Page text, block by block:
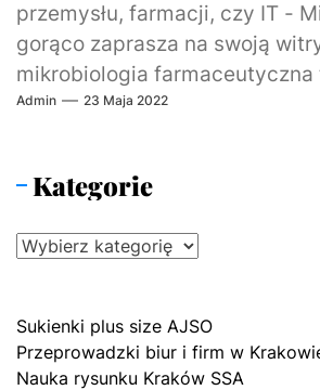
przemysłu, farmacji, czy IT -
gorąco zaprasza na swoją
mikrobiologia farmaceutyczna
powszedniość. Możesz
Admin 23 Maja 2022
Kategorie
Kategorie
Sukienki plus size AJSO
Przeprowadzki biur i firm w
Nauka rysunku Kraków SSA